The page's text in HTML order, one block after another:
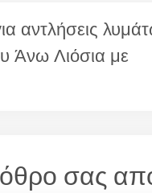
Άνω Λιόσια με
σας